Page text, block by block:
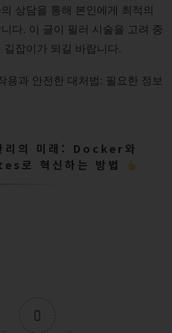
상담을 통해 본인에게 최적의
다. 이 글이 필러 시술을 고려 중
길잡이가 되길 바랍니다.
용과 안전한 대처법: 필요한 정보
리의 미래: Docker와
로 혁신하는 방법
0